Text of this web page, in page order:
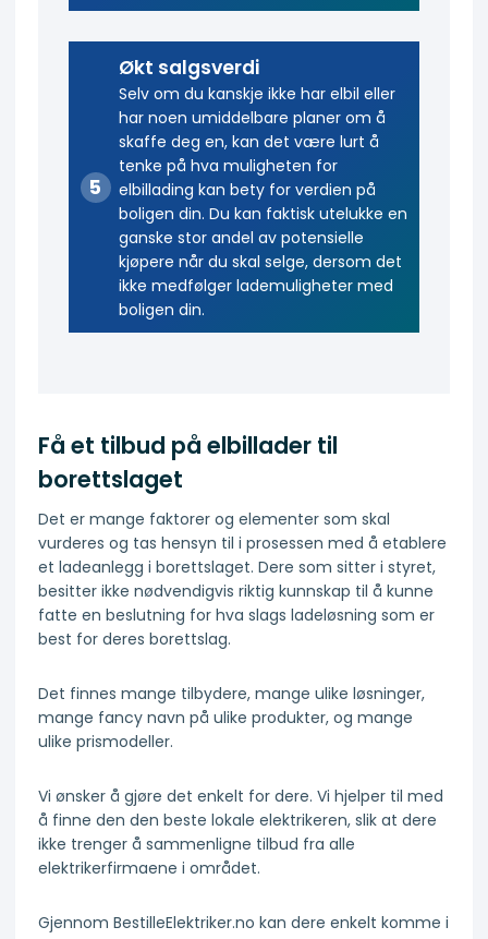
Økt salgsverdi
Selv om du kanskje ikke har elbil eller
har noen umiddelbare planer om å
skaffe deg en, kan det være lurt å
tenke på hva muligheten for
elbillading kan bety for verdien på
boligen din. Du kan faktisk utelukke en
ganske stor andel av potensielle
kjøpere når du skal selge, dersom det
ikke medfølger lademuligheter med
boligen din.
Få et tilbud på elbillader til
borettslaget
Det er mange faktorer og elementer som skal
vurderes og tas hensyn til i prosessen med å etablere
et ladeanlegg i borettslaget. Dere som sitter i styret,
besitter ikke nødvendigvis riktig kunnskap til å kunne
fatte en beslutning for hva slags ladeløsning som er
best for deres borettslag.
Det finnes mange tilbydere, mange ulike løsninger,
mange fancy navn på ulike produkter, og mange
ulike prismodeller.
Vi ønsker å gjøre det enkelt for dere. Vi hjelper til med
å finne den den beste lokale elektrikeren, slik at dere
ikke trenger å sammenligne tilbud fra alle
elektrikerfirmaene i området.
Gjennom BestilleElektriker.no kan dere enkelt komme i